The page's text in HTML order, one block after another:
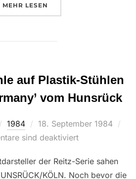
MEHR ÜBER “RUDI WEISS, WO SEINE
LESEN
auf Plastik-Stühlen
vom Hunsrück
1984
Veröffentlicht
am
18. September 1984
sind deaktiviert
der Reitz-Serie sahen
KÖLN. Noch bevor die